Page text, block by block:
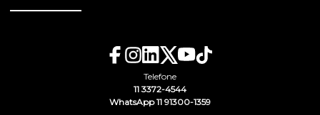
Telefone
11 3372-4544
WhatsApp 11 91300-1359